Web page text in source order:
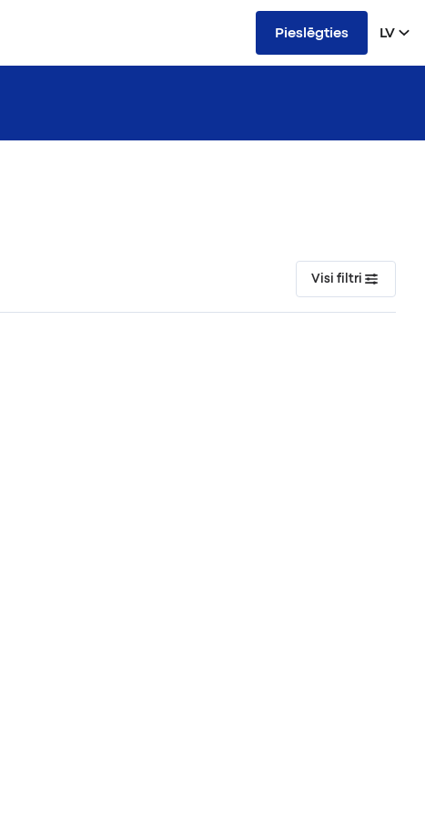
Pieslēgties LV
Visi filtri